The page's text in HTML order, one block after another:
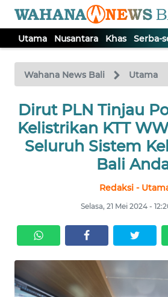
Utama Nusantara Khas Serba-
Wahana News Bali Utama
Dirut PLN Tinjau
Kelistrikan KTT
Seluruh Sistem
Bali
Redaksi -
Selasa, 21 Mei 2024 -
TV
Tutup
UTAMA
NUSANTARA
SERBI
Informasi